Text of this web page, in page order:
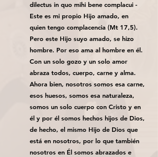
dilectus in quo mihi bene complacui -
Este es mi propio Hijo amado, en
quien tengo complacencia (Mt 17,5).
Pero este Hijo suyo amado, se hizo
hombre. Por eso ama al hombre en él.
Con un solo gozo y un solo amor
abraza todos, cuerpo, carne y alma.
Ahora bien, nosotros somos esa carne,
esos huesos, somos esa naturaleza,
somos un solo cuerpo con Cristo y en
él y por él somos hechos hijos de Dios,
de hecho, el mismo Hijo de Dios que
está en nosotros, por lo que también
nosotros en Él somos abrazados e